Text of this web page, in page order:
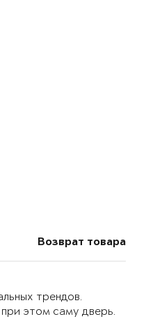
Возврат товара
трендов.
этом саму дверь.